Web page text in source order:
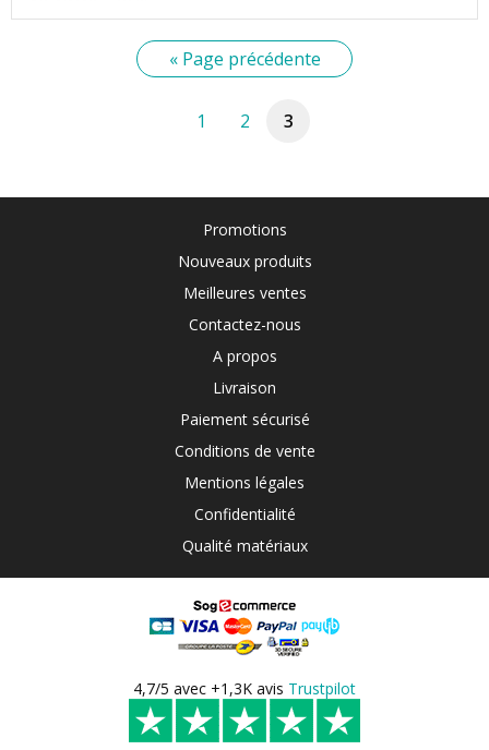
« Page précédente
1 2 3
Promotions
Nouveaux produits
Meilleures ventes
Contactez-nous
A propos
Livraison
Paiement sécurisé
Conditions de vente
Mentions légales
Confidentialité
Qualité matériaux
4,7/5 avec +1,3K avis Trustpilot